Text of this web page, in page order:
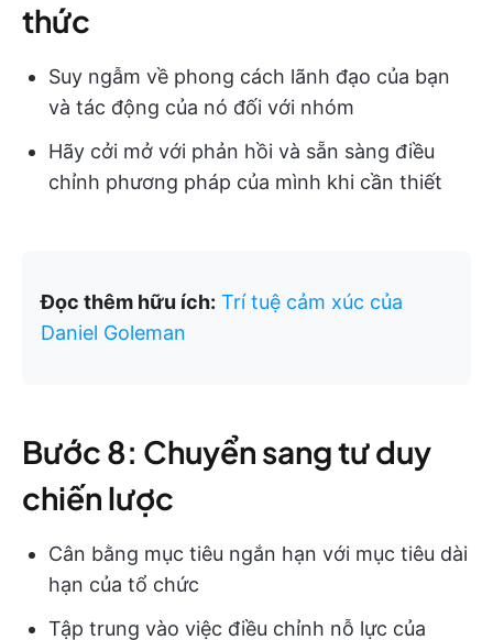
thức
Suy ngẫm về phong cách lãnh đạo của bạn
và tác động của nó đối với nhóm
Hãy cởi mở với phản hồi và sẵn sàng điều
chỉnh phương pháp của mình khi cần thiết
Đọc thêm hữu ích: Trí tuệ cảm xúc của
Daniel Goleman
Bước 8: Chuyển sang tư duy
chiến lược
Cân bằng mục tiêu ngắn hạn với mục tiêu dài
hạn của tổ chức
Tập trung vào việc điều chỉnh nỗ lực của